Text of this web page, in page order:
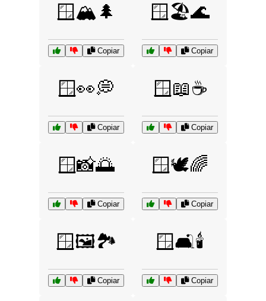
🪟🏔️🌲
Copiar
🪟🏖️🌊
Copiar
🪟👀💭
Copiar
🪟📖☕
Copiar
🪟📸🌅
Copiar
🪟🕊️🌈
Copiar
🪟🖼️🏞️
Copiar
🪟🛋️🕯️
Copiar